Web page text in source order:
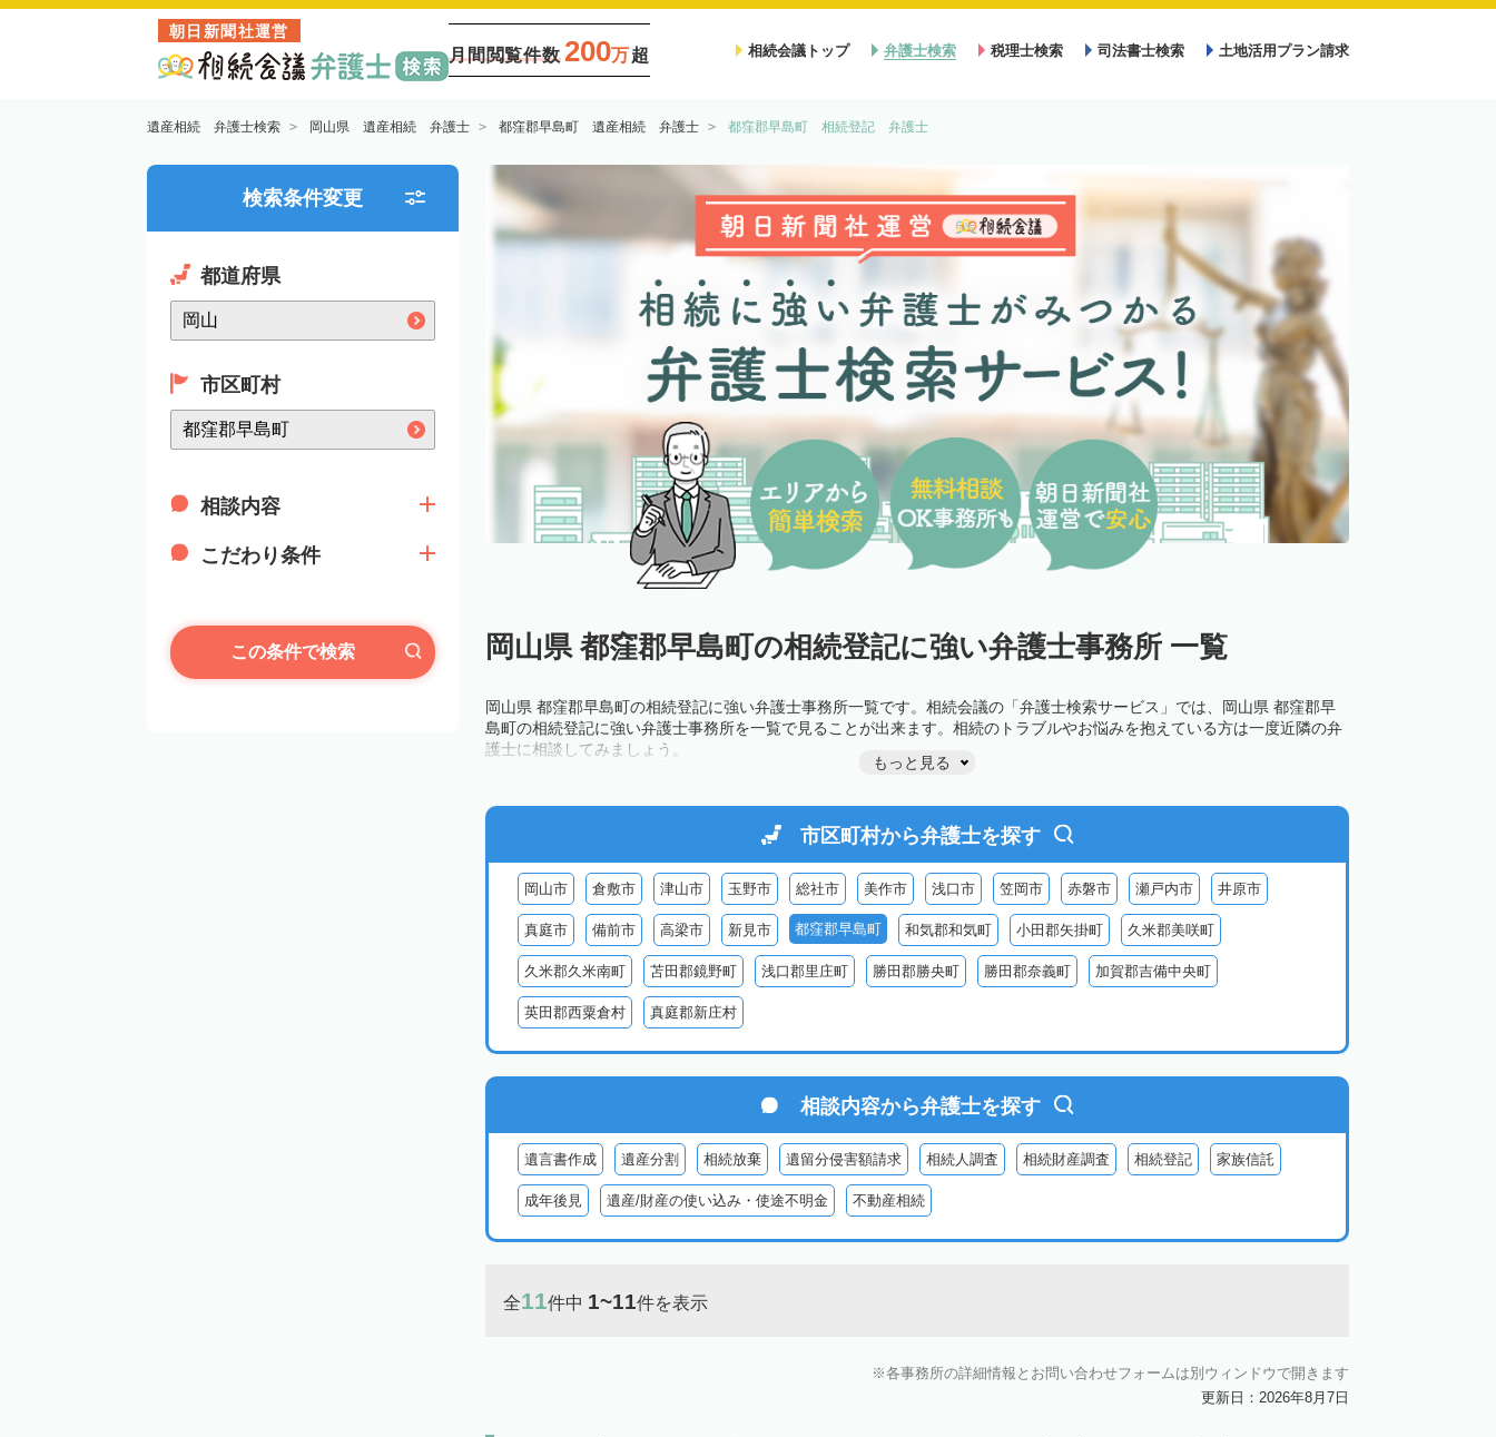
朝日新聞社運営
月間閲覧件数 200万超 相続会議トップ 弁護士検索 税理士検索 司法書士検索 土地活用プラン請求
遺産相続 弁護士検索 岡山県 遺産相続 弁護士 都窪郡早島町 遺産相続 弁護士 都窪郡早島町 相続登記 弁護士
検索条件変更
都道府県
市区町村
相談内容
こだわり条件
この条件で検索 岡山県 都窪郡早島町の相続登記に強い弁護士事務所 一覧
岡山県 都窪郡早島町の相続登記に強い弁護士事務所一覧です。相続会議の「弁護士検索サービス」では、岡山県 都窪郡早
島町の相続登記に強い弁護士事務所を一覧で見ることが出来ます。相続のトラブルやお悩みを抱えている方は一度近隣の弁
護士に相談してみましょう。
もっと見る
市区町村から弁護士を探す
岡山市 倉敷市 津山市 玉野市 総社市 美作市 浅口市 笠岡市 赤磐市 瀬戸内市 井原市
真庭市 備前市 高梁市 新見市 都窪郡早島町 和気郡和気町 小田郡矢掛町 久米郡美咲町
久米郡久米南町 苫田郡鏡野町 浅口郡里庄町 勝田郡勝央町 勝田郡奈義町 加賀郡吉備中央町
英田郡西粟倉村 真庭郡新庄村
相談内容から弁護士を探す
遺言書作成 遺産分割 相続放棄 遺留分侵害額請求 相続人調査 相続財産調査 相続登記 家族信託
成年後見 遺産/財産の使い込み・使途不明金 不動産相続
全11件中 1~11件を表示
各事務所の詳細情報とお問い合わせフォームは別ウィンドウで開きます
更新日：2026年8月7日